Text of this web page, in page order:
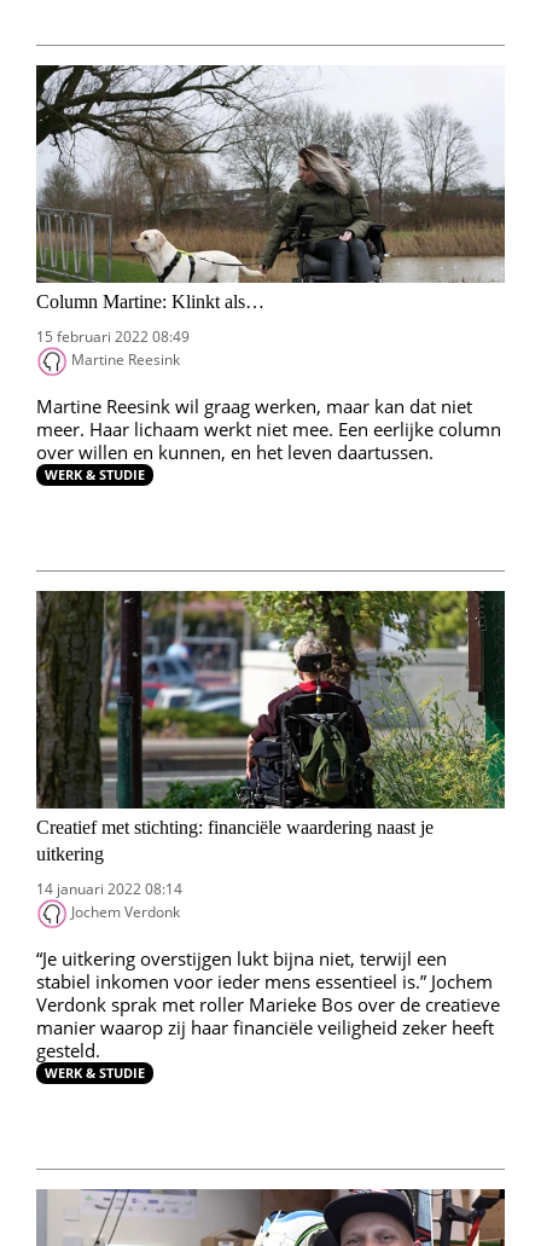
Column Martine: Klinkt als…
15 februari 2022 08:49
Martine Reesink
Martine Reesink wil graag werken, maar kan dat niet
meer. Haar lichaam werkt niet mee. Een eerlijke column
over willen en kunnen, en het leven daartussen.
WERK & STUDIE
Creatief met stichting: financiële waardering naast je
uitkering
14 januari 2022 08:14
Jochem Verdonk
“Je uitkering overstijgen lukt bijna niet, terwijl een
stabiel inkomen voor ieder mens essentieel is.” Jochem
Verdonk sprak met roller Marieke Bos over de creatieve
manier waarop zij haar financiële veiligheid zeker heeft
gesteld.
WERK & STUDIE